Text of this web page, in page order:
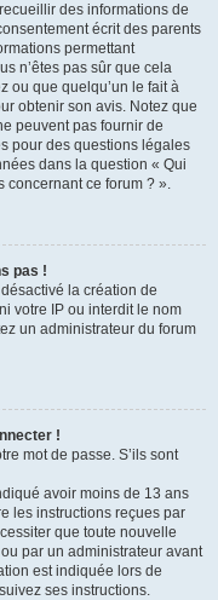
des informations de
écrit des parents
permettant
n’êtes pas sûr que cela
ou que quelqu’un le fait à
obtenir son avis. Notez que
peuvent pas fournir de
pour des questions légales
dans la question « Qui
concernant ce forum ? ».
pas !
la création de
votre IP ou interdit le nom
un administrateur du forum
!
mot de passe. S’ils sont
avoir moins de 13 ans
les instructions reçues par
que toute nouvelle
par un administrateur avant
est indiquée lors de
ses instructions.